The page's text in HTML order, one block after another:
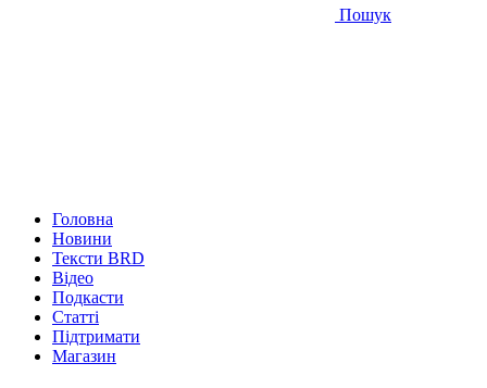
Пошук
Головна
Новини
Тексти BRD
Відео
Подкасти
Статті
Підтримати
Магазин